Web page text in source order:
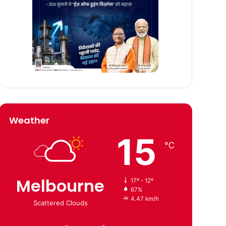
Weather
Melbourne
Scattered Clouds
15 ℃
17º - 12º
67%
4.47 km/h